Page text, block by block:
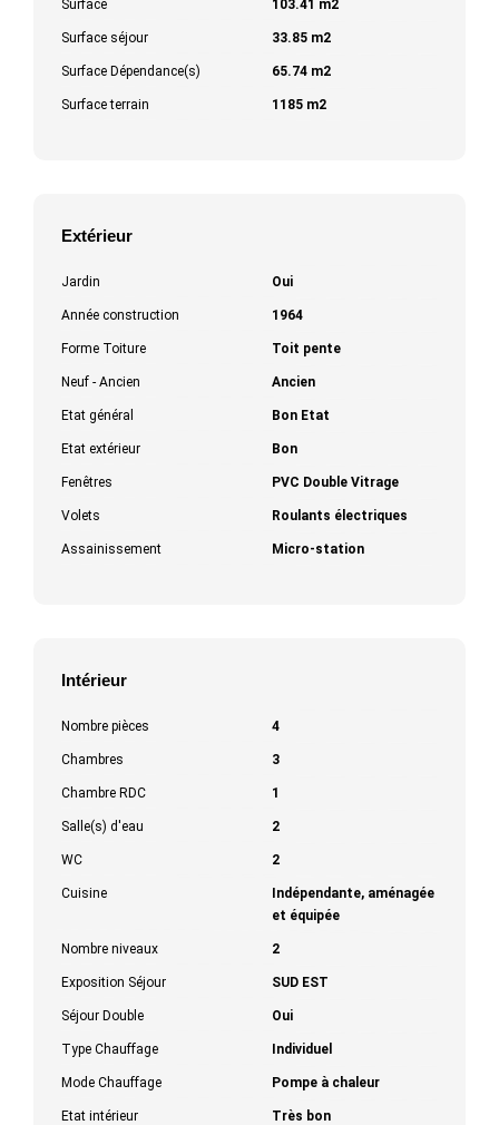
Surface 103.41 m2
Surface séjour 33.85 m2
Surface Dépendance(s) 65.74 m2
Surface terrain 1185 m2
Extérieur
Jardin Oui
Année construction 1964
Forme Toiture Toit pente
Neuf - Ancien Ancien
Etat général Bon Etat
Etat extérieur Bon
Fenêtres PVC Double Vitrage
Volets Roulants électriques
Assainissement Micro-station
Intérieur
Nombre pièces 4
Chambres 3
Chambre RDC 1
Salle(s) d'eau 2
WC 2
Cuisine
Indépendante, aménagée
et équipée
Nombre niveaux 2
Exposition Séjour SUD EST
Séjour Double Oui
Type Chauffage Individuel
Mode Chauffage Pompe à chaleur
Etat intérieur Très bon